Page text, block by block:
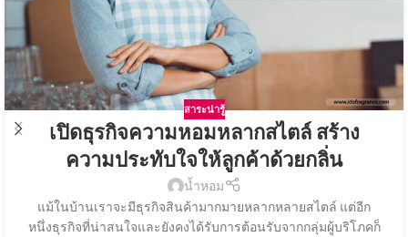
สาระน่ารู้
เปิดธุรกิจความหอมหลากสไตล์ สร้าง
ความประทับใจให้ลูกค้าด้วยกลิ่น
น้ำหอม
แม้ในบ้านเราจะมีธุรกิจสินค้ามากมายหลากหลายสไตล์ แต่อีก
หนึ่งธุรกิจที่น่าสนใจและยังคงได้รับการต้อนรับจากกลุ่มผู้บริโภคก็